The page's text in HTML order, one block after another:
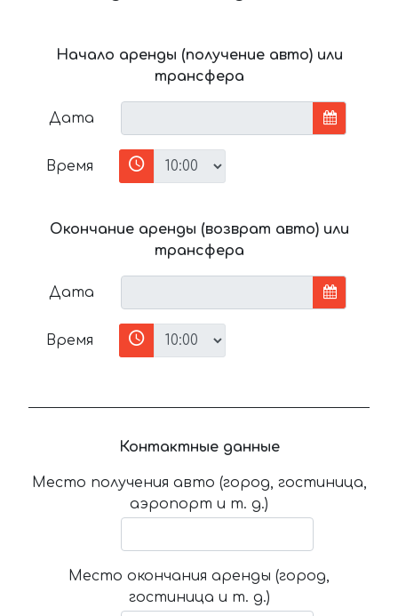
Начало аренды (получение авто) или
трансфера
Дата
Время
Окончание аренды (возврат авто) или
трансфера
Дата
Время
Контактные данные
Место получения авто (город, гостиница,
аэропорт и т. д.)
Место окончания аренды (город,
гостиница и т. д.)